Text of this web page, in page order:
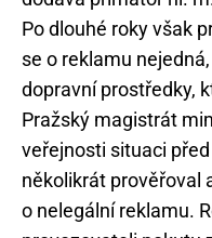
Po dlouhé roky však
se o reklamu
dopravní prostředky,
Pražský magistrát
veřejnosti situaci
několikrát prověřoval
o nelegální reklamu.